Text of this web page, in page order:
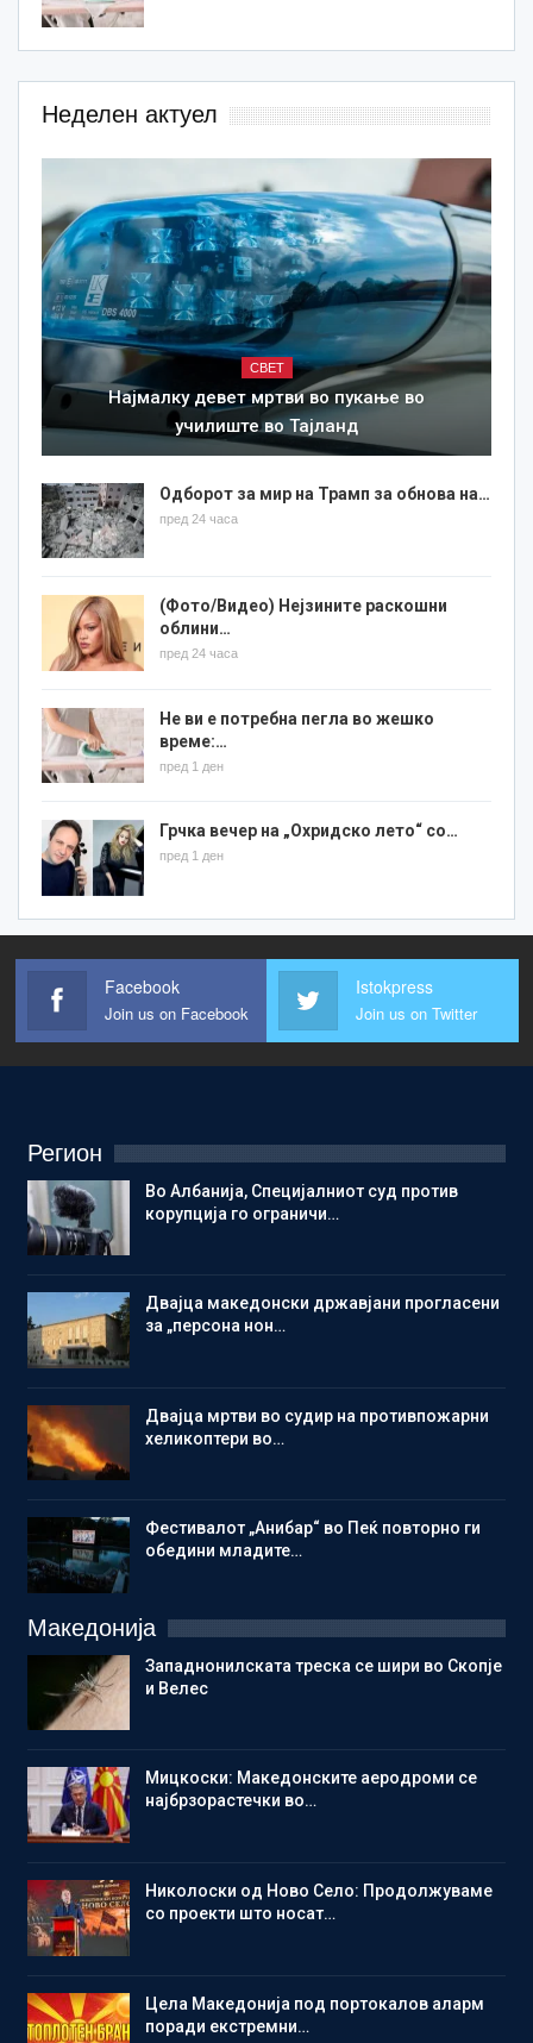
Неделен актуел
СВЕТ
Најмалку девет мртви во пукање во
училиште во Тајланд
Одборот за мир на Трамп за обнова на…
пред 24 часа
(Фото/Видео) Нејзините раскошни
облини…
пред 24 часа
Не ви е потребна пегла во жешко
време:…
пред 1 ден
Грчка вечер на „Охридско лето“ со…
пред 1 ден
Facebook
Join us on Facebook
Istokpress
Join us on Twitter
Регион
Во Албанија, Специјалниот суд против
корупција го ограничи…
Двајца македонски државјани прогласени
за „персона нон…
Двајца мртви во судир на противпожарни
хеликоптери во…
Фестивалот „Анибар“ во Пеќ повторно ги
обедини младите…
Македонија
Западнонилската треска се шири во Скопје
и Велес
Мицкоски: Македонските аеродроми се
најбрзорастечки во…
Николоски од Ново Село: Продолжуваме
со проекти што носат…
Цела Македонија под портокалов аларм
поради екстремни…